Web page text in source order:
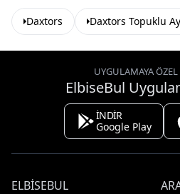
Daxtors Daxtors Topuklu
UYGULAMAYA ÖZEL
ElbiseBul
İNDİR
Google Play
ELBISEBUL